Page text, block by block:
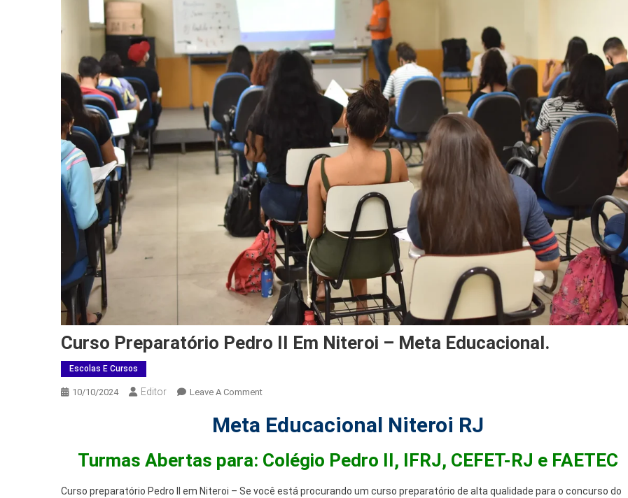
Curso Preparatório Pedro II Em Niteroi – Meta Educacional.
Escolas E Cursos
10/10/2024 Editor Leave A Comment
Meta Educacional Niteroi RJ
Turmas Abertas para: Colégio Pedro II, IFRJ, CEFET-RJ e FAETEC
Curso preparatório Pedro II em Niteroi – Se você está procurando um curso preparatório de alta qualidade para o concurso do